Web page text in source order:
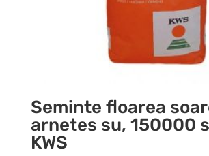
Seminte floarea
arnetes su, 150000
KWS